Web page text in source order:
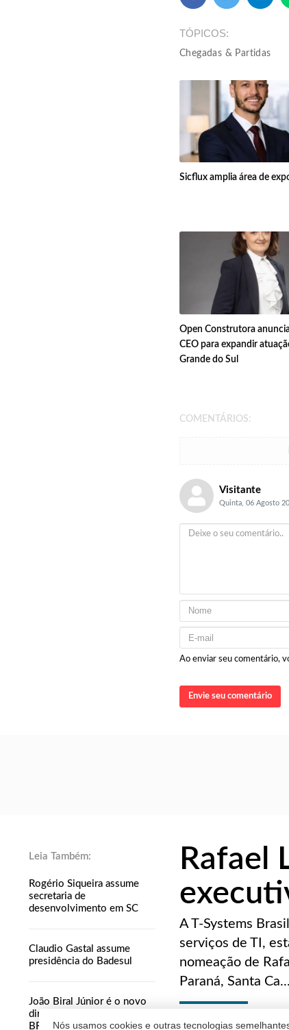
Nós usamos cookies e outras tecnologias
TÓPICOS
Chegadas & Partidas
Sicflux amplia área de
Open Construtora
CEO para expandir
Grande do Sul
COMENTÁRIOS:
Visitante
Quinta, 06 Agosto
Ao enviar seu comentário,
Envie seu comentário
Rogério Siqueira assume
secretaria de
desenvolvimento em SC
Claudio Gastal assume
presidência do Badesul
João Biral Júnior é o novo
diretor administrativo do
BRDE
Rafael
A T-Systems
serviços de TI,
nomeação de
Paraná, Santa Ca...
REDAÇÃO